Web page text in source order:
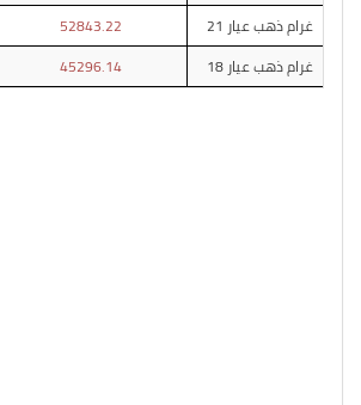
غرام ذهب عيار 21
52843.22
غرام ذهب عيار 18
45296.14